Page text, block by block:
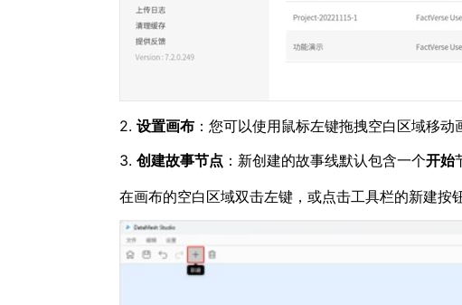
2. 设置画布 ：您可以使用鼠标左键拖拽空白区域移动
3. 创建故事节点 ：新创建的故事线默认包含一个开始
在画布的空白区域双击左键，或点击工具栏的新建按